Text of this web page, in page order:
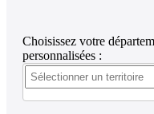
Choisissez votre
personnalisées :